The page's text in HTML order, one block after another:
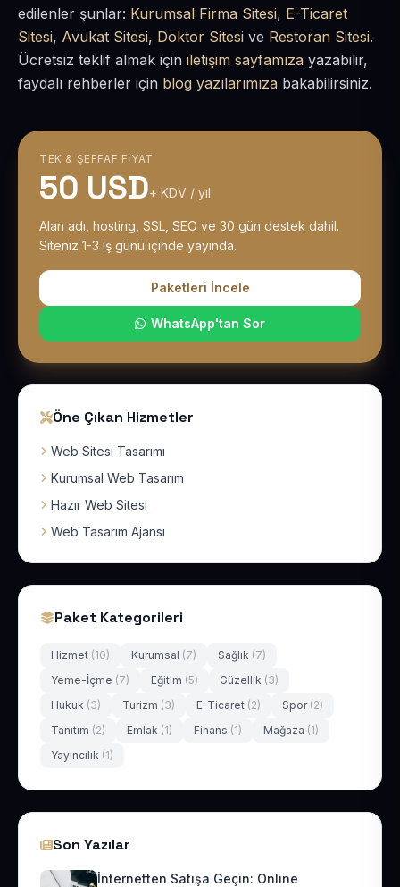
edilenler şunlar: Kurumsal Firma Sitesi, E-Ticaret
Sitesi, Avukat Sitesi, Doktor Sitesi ve Restoran Sitesi.
Ücretsiz teklif almak için iletişim sayfamıza yazabilir,
faydalı rehberler için blog yazılarımıza bakabilirsiniz.
TEK & ŞEFFAF FIYAT
50 USD+ KDV / yıl
Alan adı, hosting, SSL, SEO ve 30 gün destek dahil.
Siteniz 1-3 iş günü içinde yayında.
Paketleri İncele
WhatsApp'tan Sor
Öne Çıkan Hizmetler
Web Sitesi Tasarımı
Kurumsal Web Tasarım
Hazır Web Sitesi
Web Tasarım Ajansı
Paket Kategorileri
Hizmet (10) Kurumsal (7) Sağlık (7)
Yeme-İçme (7) Eğitim (5) Güzellik (3)
Hukuk (3) Turizm (3) E-Ticaret (2) Spor (2)
Tanıtım (2) Emlak (1) Finans (1) Mağaza (1)
Yayıncılık (1)
Son Yazılar
İnternetten Satışa Geçin: Online